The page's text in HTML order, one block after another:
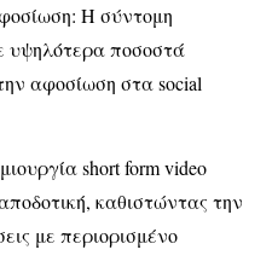
: Η σύντομη
υψηλότερα ποσοστά
αφοσίωση στα social
short form video
καθιστώντας την
με περιορισμένο